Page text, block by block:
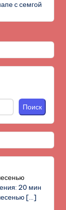
с семгой
Поиск
20 мин
[…]